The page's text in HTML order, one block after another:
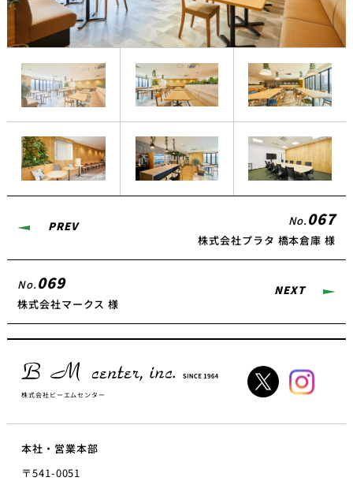
No.067
株式会社プラタ 橋本倉庫 様
PREV
No.069
株式会社マークス 様
NEXT
株式会社ビーエムセンター
本社・営業本部
〒541-0051